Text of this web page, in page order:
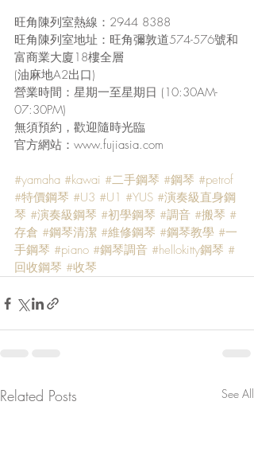
旺角陳列室熱線：2944 8388
旺角陳列室地址：旺角彌敦道574-576號和
富商業大廈18樓全層
(油麻地A2出口)
營業時間：星期一至星期日 (10:30AM-
07:30PM)
無須預約，歡迎隨時光臨
官方網站：www.fujiasia.com
#yamaha #kawai #二手鋼琴 #鋼琴 #petrof
#特價鋼琴 #U3 #U1 #YUS #演奏級直身鋼
琴 #演奏級鋼琴 #初學鋼琴 #調音 #搬琴 #
存倉 #鋼琴清潔 #維修鋼琴 #鋼琴教學 #一
手鋼琴 #piano #鋼琴調音 #hellokitty鋼琴 #
回收鋼琴 #收琴
Related Posts See All